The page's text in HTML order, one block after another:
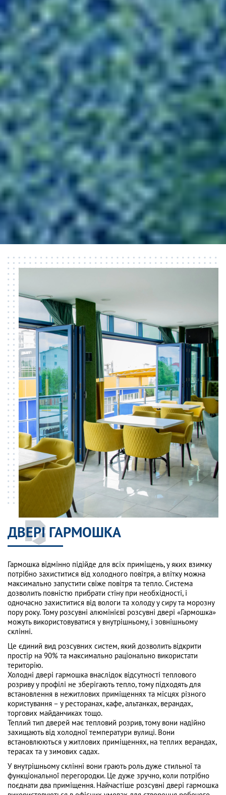
ДВЕРІ ГАРМОШКА
Гармошка відмінно підійде для всіх приміщень, у яких взимку
потрібно захиститися від холодного повітря, а влітку можна
максимально запустити свіже повітря та тепло. Система
дозволить повністю прибрати стіну при необхідності, і
одночасно захиститися від вологи та холоду у сиру та морозну
пору року. Тому розсувні алюмінієві розсувні двері «Гармошка»
можуть використовуватися у внутрішньому, і зовнішньому
склінні.
Це єдиний вид розсувних систем, який дозволить відкрити
простір на 90% та максимально раціонально використати
територію.
Холодні двері гармошка внаслідок відсутності теплового
розриву у профілі не зберігають тепло, тому підходять для
встановлення в нежитлових приміщеннях та місцях різного
користування – у ресторанах, кафе, альтанках, верандах,
торгових майданчиках тощо.
Теплий тип дверей має тепловий розрив, тому вони надійно
захищають від холодної температури вулиці. Вони
встановлюються у житлових приміщеннях, на теплих верандах,
терасах та у зимових садах.
У внутрішньому склінні вони грають роль дуже стильної та
функціональної перегородки. Це дуже зручно, коли потрібно
поєднати два приміщення. Найчастіше розсувні двері гармошка